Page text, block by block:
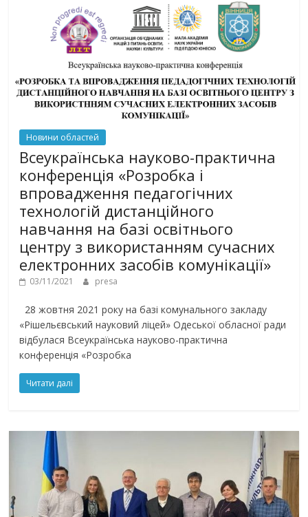
Новини областей
Всеукраїнська науково-практична
конференція «Розробка і
впровадження педагогічних
технологій дистанційного
навчання на базі освітнього
центру з використанням сучасних
електронних засобів комунікації»
03/11/2021 presa
28 жовтня 2021 року на базі комунального закладу
«Рішельєвський науковий ліцей» Одеської обласної ради
відбулася Всеукраїнська науково-практична
конференція «Розробка
Читати далі